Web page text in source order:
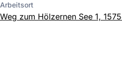
Arbeitsort
Weg zum Hölzernen See 1,